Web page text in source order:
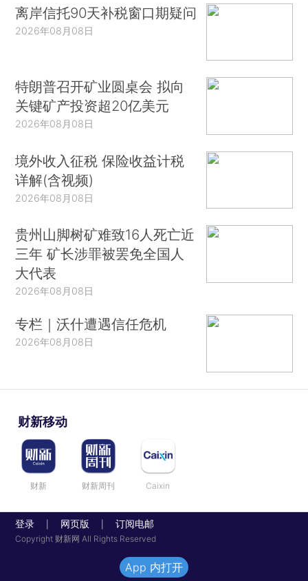
离岸信托90天补税窗口期疑问
2026年08月08日
特朗普召开矿业圆桌会 拟向
关键矿产投资超20亿美元
2026年08月08日
境外收入征税 保险收益计税
详解(含视频)
2026年08月08日
贵州山脚树矿难致16人死亡近
三年 矿长涉罪被罢免全国人
大代表
2026年08月08日
专栏｜沃什遭遇信任危机
2026年08月08日
财新移动
财新 财新周刊 Caixin
登录 网页版 订阅电邮
Copyright 财新网 All Rights Reserved
App 内打开